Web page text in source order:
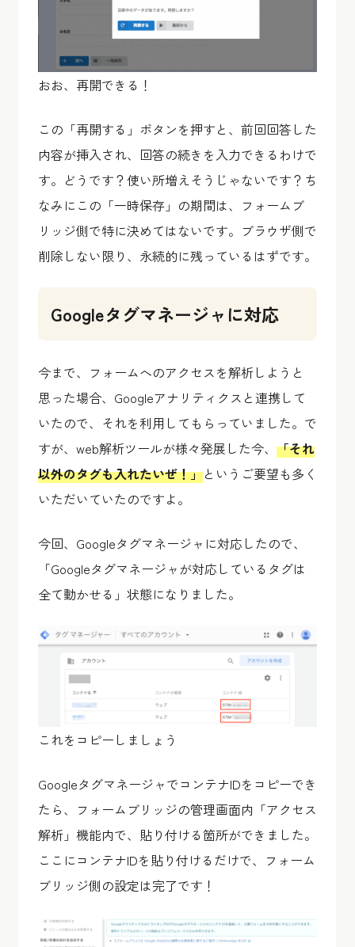
おお、再開できる！
この「再開する」ボタンを押すと、前回回答した
内容が挿入され、回答の続きを入力できるわけで
す。どうです？使い所増えそうじゃないです？ち
なみにこの「一時保存」の期間は、フォームブ
リッジ側で特に決めてはないです。ブラウザ側で
削除しない限り、永続的に残っているはずです。
Googleタグマネージャに対応
今まで、フォームへのアクセスを解析しようと
思った場合、Googleアナリティクスと連携して
いたので、それを利用してもらっていました。で
すが、web解析ツールが様々発展した今、 「それ
以外のタグも入れたいぜ！」というご要望も多く
いただいていたのですよ。
今回、Googleタグマネージャに対応したので、
「Googleタグマネージャが対応しているタグは
全て動かせる」状態になりました。
これをコピーしましょう
GoogleタグマネージャでコンテナIDをコピーでき
たら、フォームブリッジの管理画面内「アクセス
解析」機能内で、貼り付ける箇所ができました。
ここにコンテナIDを貼り付けるだけで、フォーム
ブリッジ側の設定は完了です！